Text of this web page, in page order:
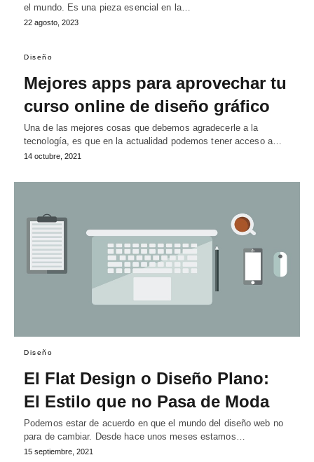
el mundo. Es una pieza esencial en la…
22 agosto, 2023
Diseño
Mejores apps para aprovechar tu
curso online de diseño gráfico
Una de las mejores cosas que debemos agradecerle a la
tecnología, es que en la actualidad podemos tener acceso a…
14 octubre, 2021
Diseño
El Flat Design o Diseño Plano:
El Estilo que no Pasa de Moda
Podemos estar de acuerdo en que el mundo del diseño web no
para de cambiar. Desde hace unos meses estamos…
15 septiembre, 2021